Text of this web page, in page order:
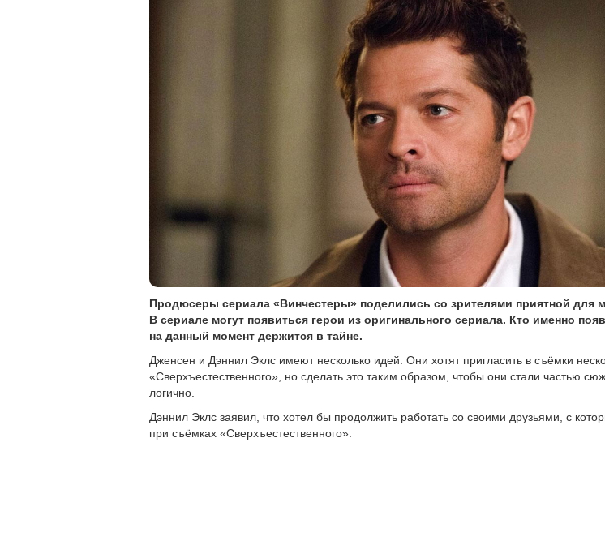
Продюсеры сериала «Винчестеры» поделились со зрителями приятной для
В сериале могут появиться герои из оригинального сериала. Кто именно
на данный момент держится в тайне.
Дженсен и Дэннил Эклс имеют несколько идей. Они хотят пригласить в съёмки
«Сверхъестественного», но сделать это таким образом, чтобы они стали частью
логично.
Дэннил Эклс заявил, что хотел бы продолжить работать со своими друзьями, с
при съёмках «Сверхъестественного».